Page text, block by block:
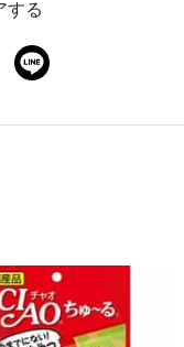
する